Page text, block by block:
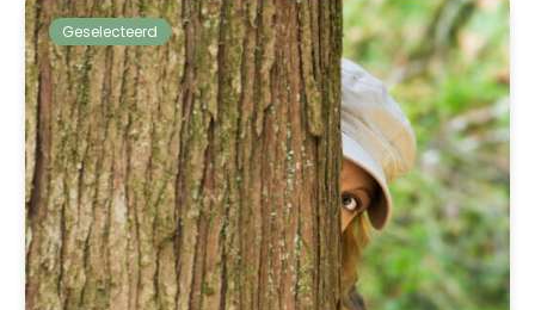
Geselecteerd